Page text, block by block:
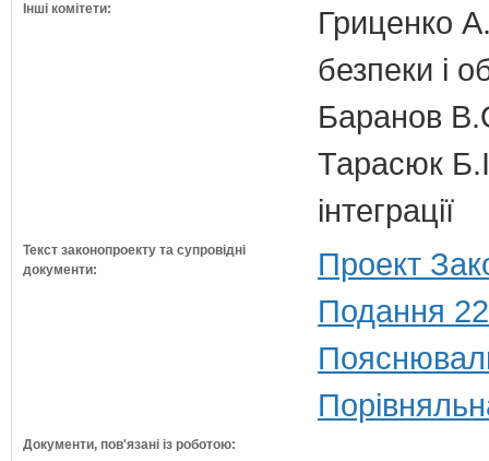
Інші комітети:
Гриценко
безпеки і
Баранов
Тарасюк
інтеграції
Текст законопроекту та супровідні
документи:
Проект
Подання
Документи, пов'язані із роботою: